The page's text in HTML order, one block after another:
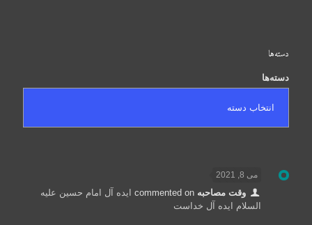
دسته‌ها
دسته‌ها
می 8, 2021
وقت مصاحبه commented on
ایده آل امام حسین علیه
السلام ایده آل خداست